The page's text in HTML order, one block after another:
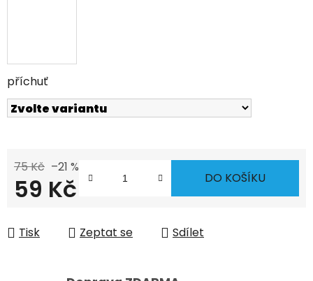
příchuť
75 Kč –21 %
59 Kč DO KOŠÍKU
Tisk Zeptat se Sdílet